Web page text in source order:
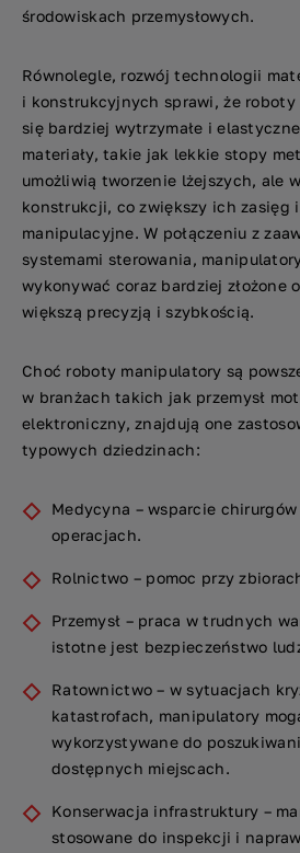
środowiskach przemysłowych.
Równolegle, rozwój technologii
i konstrukcyjnych sprawi, że
się bardziej wytrzymałe i
materiały, takie jak lekkie stopy
umożliwią tworzenie lżejszych, ale
konstrukcji, co zwiększy ich zasięg
manipulacyjne. W połączeniu z
systemami sterowania,
wykonywać coraz bardziej złożone
większą precyzją i szybkością.
Choć roboty manipulatory są
w branżach takich jak przemysł
elektroniczny, znajdują one
typowych dziedzinach:
Medycyna – wsparcie
operacjach.
Rolnictwo – pomoc przy
Przemysł – praca w trudnych
istotne jest bezpieczeństwo
Ratownictwo – w sytuacjach
katastrofach, manipulatory
wykorzystywane do
dostępnych miejscach.
Konserwacja infrastruktury –
stosowane do inspekcji i